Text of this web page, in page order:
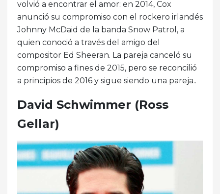
volvió a encontrar el amor: en 2014, Cox
anunció su compromiso con el rockero irlandés
Johnny McDaid de la banda Snow Patrol, a
quien conoció a través del amigo del
compositor Ed Sheeran. La pareja canceló su
compromiso a fines de 2015, pero se reconcilió
a principios de 2016 y sigue siendo una pareja..
David Schwimmer (Ross
Gellar)